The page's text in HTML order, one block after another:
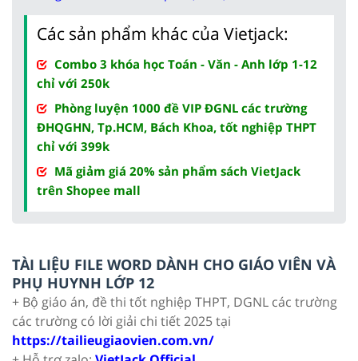
Các sản phẩm khác của Vietjack:
Combo 3 khóa học Toán - Văn - Anh lớp 1-12
chỉ với 250k
Phòng luyện 1000 đề VIP ĐGNL các trường
ĐHQGHN, Tp.HCM, Bách Khoa, tốt nghiệp THPT
chỉ với 399k
Mã giảm giá 20% sản phẩm sách VietJack
trên Shopee mall
TÀI LIỆU FILE WORD DÀNH CHO GIÁO VIÊN VÀ
PHỤ HUYNH LỚP 12
+ Bộ giáo án, đề thi tốt nghiệp THPT, DGNL các trường
các trường có lời giải chi tiết 2025 tại
https://tailieugiaovien.com.vn/